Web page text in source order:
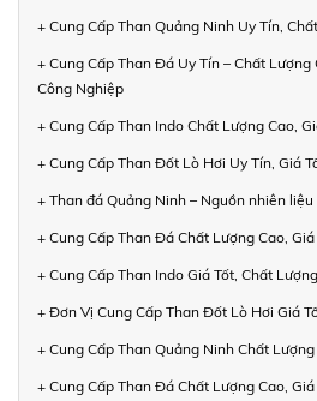
+ Cung Cấp Than Quảng Ninh Uy Tín,
+ Cung Cấp Than Đá Uy Tín – Chất
Công Nghiệp
+ Cung Cấp Than Indo Chất Lượng Cao,
+ Cung Cấp Than Đốt Lò Hơi Uy Tín, Giá
+ Than đá Quảng Ninh – Nguồn nhiên
+ Cung Cấp Than Đá Chất Lượng Cao,
+ Cung Cấp Than Indo Giá Tốt, Chất
+ Đơn Vị Cung Cấp Than Đốt Lò Hơi Giá
+ Cung Cấp Than Quảng Ninh Chất
+ Cung Cấp Than Đá Chất Lượng Cao,